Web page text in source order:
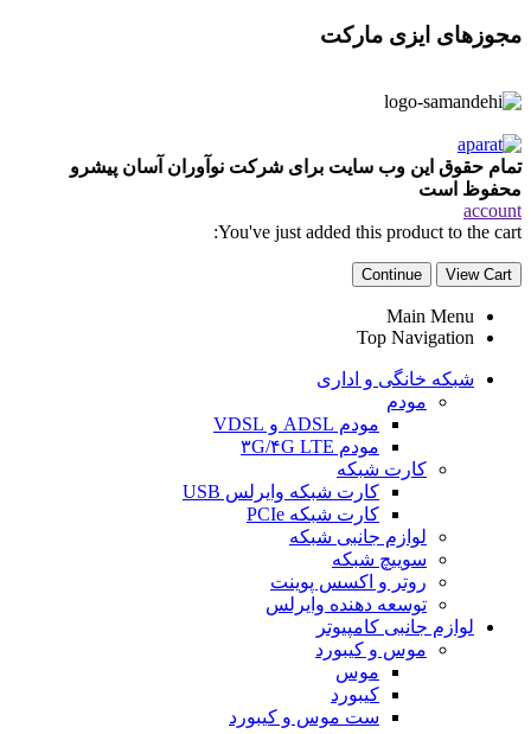
مجوزهای ایزی مارکت
تمام حقوق این وب سایت برای شرکت نوآوران آسان پیشرو
محفوظ است
account
You've just added this product to the cart:
View Cart
Continue
Main Menu
Top Navigation
شبکه خانگی و اداری
مودم
مودم ADSL و VDSL
مودم ۳G/۴G LTE
کارت شبکه
کارت شبکه وایرلس USB
کارت شبکه PCIe
لوازم جانبی شبکه
سوییچ شبکه
روتر و اکسس پوینت
توسعه دهنده وایرلس
لوازم جانبی کامپیوتر
موس و کیبورد
موس
کیبورد
ست موس و کیبورد